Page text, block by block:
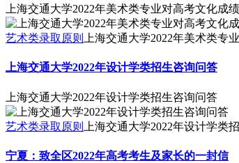
上海交通大学2022年美术类专业对高考文化成
艺术类录取原则 上海交通大学2022年美术类专
上海交通大学2022年设计学类招生咨询问答
上海交通大学2022年设计学类招生咨询问答
艺术类录取原则 上海交通大学2022年设计学类
宁夏：致全区2022年高考考生及家长的一封信